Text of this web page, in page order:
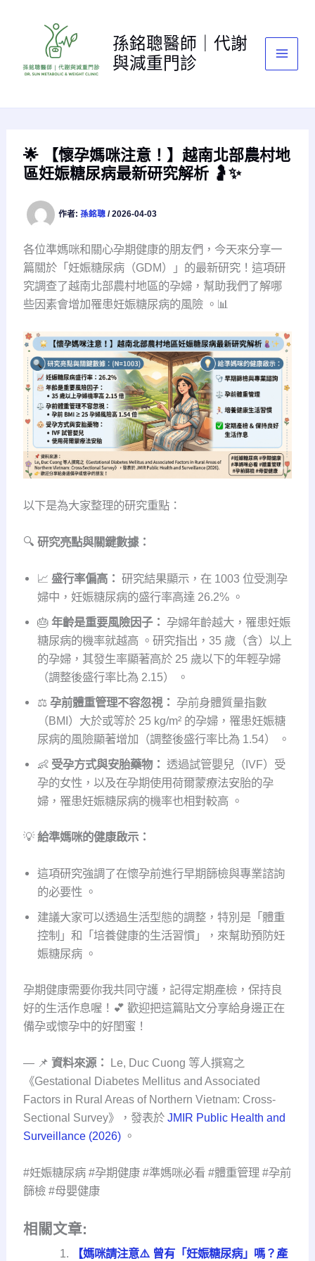
孫銘聰醫師｜代謝
與減重門診
🌟 【懷孕媽咪注意！】越南北部農村地
區妊娠糖尿病最新研究解析 🤰✨
作者: 孫銘聰 /2026-04-03
各位準媽咪和關心孕期健康的朋友們，今天來分享一
篇關於「妊娠糖尿病（GDM）」的最新研究！這項研
究調查了越南北部農村地區的孕婦，幫助我們了解哪
些因素會增加罹患妊娠糖尿病的風險 。📊
以下是為大家整理的研究重點：
🔍 研究亮點與關鍵數據：
📈 盛行率偏高： 研究結果顯示，在 1003 位受測孕
婦中，妊娠糖尿病的盛行率高達 26.2% 。
🎂 年齡是重要風險因子： 孕婦年齡越大，罹患妊娠
糖尿病的機率就越高 。研究指出，35 歲（含）以上
的孕婦，其發生率顯著高於 25 歲以下的年輕孕婦
（調整後盛行率比為 2.15） 。
⚖️ 孕前體重管理不容忽視： 孕前身體質量指數
（BMI）大於或等於 25 kg/m² 的孕婦，罹患妊娠糖
尿病的風險顯著增加（調整後盛行率比為 1.54） 。
👶 受孕方式與安胎藥物： 透過試管嬰兒（IVF）受
孕的女性，以及在孕期使用荷爾蒙療法安胎的孕
婦，罹患妊娠糖尿病的機率也相對較高 。
💡給準媽咪的健康啟示：
這項研究強調了在懷孕前進行早期篩檢與專業諮詢
的必要性 。
建議大家可以透過生活型態的調整，特別是「體重
控制」和「培養健康的生活習慣」，來幫助預防妊
娠糖尿病 。
孕期健康需要你我共同守護，記得定期產檢，保持良
好的生活作息喔！💕 歡迎把這篇貼文分享給身邊正在
備孕或懷孕中的好閨蜜！
— 📌 資料來源：
Le, Duc Cuong 等人撰寫之
《Gestational Diabetes Mellitus and Associated
Factors in Rural Areas of Northern Vietnam: Cross-
Sectional Survey》，發表於 JMIR Public Health and
Surveillance (2026)。
#妊娠糖尿病 #孕期健康 #準媽咪必看 #體重管理 #孕前
篩檢 #母嬰健康
相關文章:
【媽咪請注意⚠️ 曾有「妊娠糖尿病」嗎？產